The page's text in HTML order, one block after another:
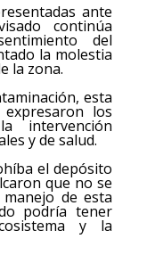
ante
continúa
del
la molestia
la zona.
esta
los
intervención
y de salud.
el depósito
que no se
de esta
podría tener
y la